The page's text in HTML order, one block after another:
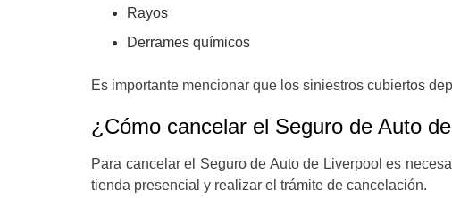
Rayos
Derrames químicos
Es importante mencionar que los siniestros cubiertos
¿Cómo cancelar el Seguro de Auto
Para cancelar el Seguro de Auto de Liverpool es
tienda presencial y realizar el trámite de cancelación.